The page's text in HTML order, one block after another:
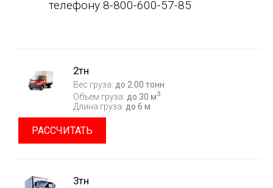
телефону 8-800-600-57-85
2тн
Вес груза: до 2.00 тонн
Объем груза: до 30 м3
Длина груза: до 6 м
РАССЧИТАТЬ
3тн